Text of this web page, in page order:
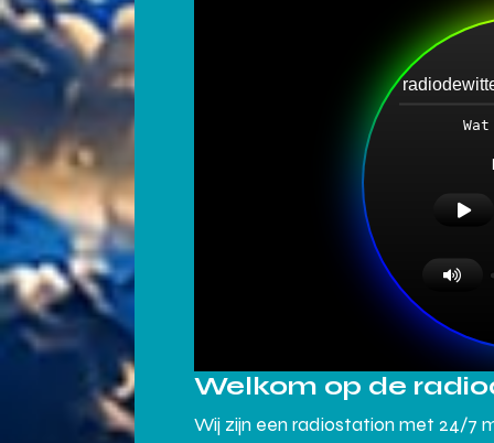
Welkom op de
Wij zijn een radiostation met 24/7